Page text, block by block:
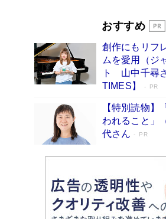
和田秀樹の70代、80代向け新
占 上半期1位にも選出［新書
Book Bang
おすすめ
創作にもリフ
ムを愛用（ジ
ト 山中千尋
TIMES】
PR
【特別読物】
われること
代さん
PR